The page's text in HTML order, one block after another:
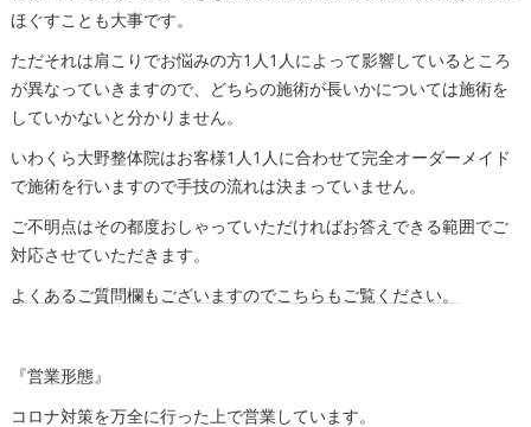
ほぐすことも大事です。
ただそれは肩こりでお悩みの方1人1人によって影響しているところ
が異なっていきますので、どちらの施術が長いかについては施術を
していかないと分かりません。
いわくら大野整体院はお客様1人1人に合わせて完全オーダーメイド
で施術を行いますので手技の流れは決まっていません。
ご不明点はその都度おしゃっていただければお答えできる範囲でご
対応させていただきます。
よくあるご質問欄もございますのでこちらもご覧ください。
『営業形態』
コロナ対策を万全に行った上で営業しています。